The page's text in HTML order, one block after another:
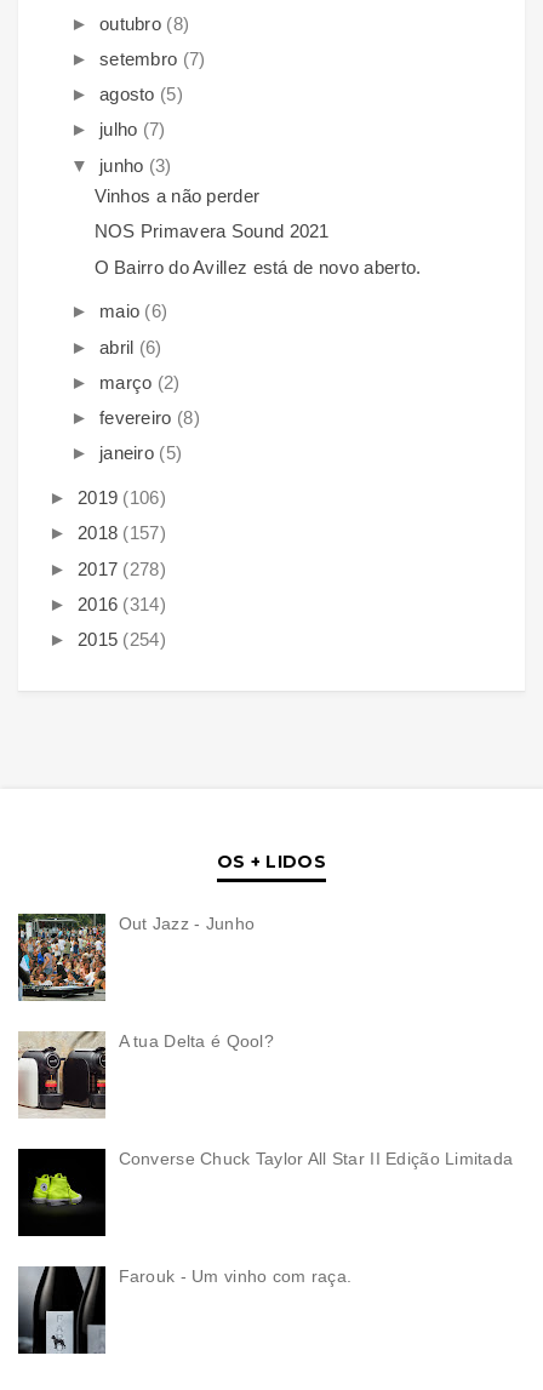
► outubro (8)
► setembro (7)
► agosto (5)
► julho (7)
▼ junho (3)
Vinhos a não perder
NOS Primavera Sound 2021
O Bairro do Avillez está de novo aberto.
► maio (6)
► abril (6)
► março (2)
► fevereiro (8)
► janeiro (5)
► 2019 (106)
► 2018 (157)
► 2017 (278)
► 2016 (314)
► 2015 (254)
OS + LIDOS
Out Jazz - Junho
A tua Delta é Qool?
Converse Chuck Taylor All Star II Edição Limitada
Farouk - Um vinho com raça.